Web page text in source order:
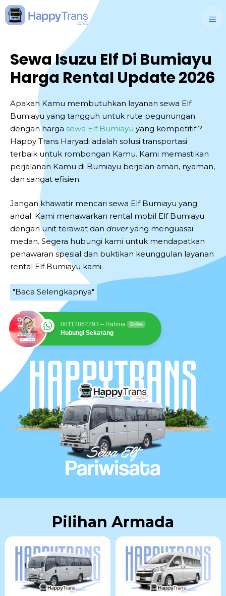
Skip
to
Sewa Isuzu Elf Di Bumiayu
Harga Rental Update 2026
Apakah Kamu membutuhkan layanan sewa Elf
Bumiayu yang tangguh untuk rute pegunungan
dengan harga sewa Elf Bumiayu yang kompetitif ?
Happy Trans Haryadi adalah solusi transportasi
terbaik untuk rombongan Kamu. Kami memastikan
perjalanan Kamu di Bumiayu berjalan aman, nyaman,
dan sangat efisien.
Jangan khawatir mencari sewa Elf Bumiayu yang
andal. Kami menawarkan rental mobil Elf Bumiayu
dengan unit terawat dan driveryang menguasai
medan. Segera hubungi kami untuk mendapatkan
penawaran spesial dan buktikan keunggulan layanan
rental Elf Bumiayu kami.
"Baca Selengkapnya"
08112864293 – Rahma Online
Hubungi Sekarang
Pilihan Armada